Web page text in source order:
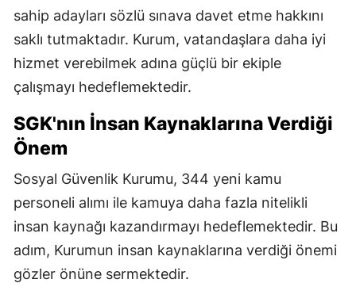
sahip adayları sözlü sınava davet etme hakkını
saklı tutmaktadır. Kurum, vatandaşlara daha iyi
hizmet verebilmek adına güçlü bir ekiple
çalışmayı hedeflemektedir.
SGK'nın İnsan Kaynaklarına Verdiği
Önem
Sosyal Güvenlik Kurumu, 344 yeni kamu
personeli alımı ile kamuya daha fazla nitelikli
insan kaynağı kazandırmayı hedeflemektedir. Bu
adım, Kurumun insan kaynaklarına verdiği önemi
gözler önüne sermektedir.